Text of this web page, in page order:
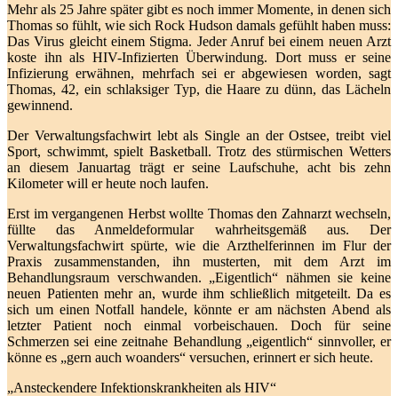
Mehr als 25 Jahre später gibt es noch immer Momente, in denen sich
Thomas so fühlt, wie sich Rock Hudson damals gefühlt haben muss:
Das Virus gleicht einem Stigma. Jeder Anruf bei einem neuen Arzt
koste ihn als HIV-Infizierten Überwindung. Dort muss er seine
Infizierung erwähnen, mehrfach sei er abgewiesen worden, sagt
Thomas, 42, ein schlaksiger Typ, die Haare zu dünn, das Lächeln
gewinnend.
Der Verwaltungsfachwirt lebt als Single an der Ostsee, treibt viel
Sport, schwimmt, spielt Basketball. Trotz des stürmischen Wetters
an diesem Januartag trägt er seine Laufschuhe, acht bis zehn
Kilometer will er heute noch laufen.
Erst im vergangenen Herbst wollte Thomas den Zahnarzt wechseln,
füllte das Anmeldeformular wahrheitsgemäß aus. Der
Verwaltungsfachwirt spürte, wie die Arzthelferinnen im Flur der
Praxis zusammenstanden, ihn musterten, mit dem Arzt im
Behandlungsraum verschwanden. „Eigentlich“ nähmen sie keine
neuen Patienten mehr an, wurde ihm schließlich mitgeteilt. Da es
sich um einen Notfall handele, könnte er am nächsten Abend als
letzter Patient noch einmal vorbeischauen. Doch für seine
Schmerzen sei eine zeitnahe Behandlung „eigentlich“ sinnvoller, er
könne es „gern auch woanders“ versuchen, erinnert er sich heute.
„Ansteckendere Infektionskrankheiten als HIV“